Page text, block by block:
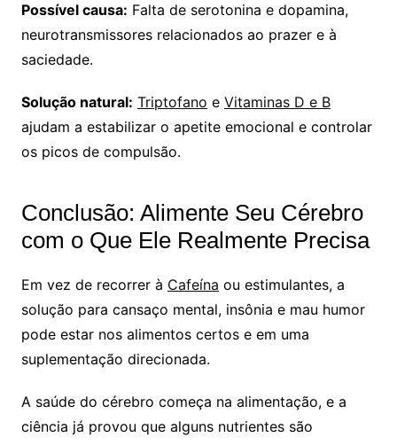
Possível causa: Falta de serotonina e dopamina,
neurotransmissores relacionados ao prazer e à
saciedade.
Solução natural: Triptofano e Vitaminas D e B
ajudam a estabilizar o apetite emocional e controlar
os picos de compulsão.
Conclusão: Alimente Seu Cérebro
com o Que Ele Realmente Precisa
Em vez de recorrer à Cafeína ou estimulantes, a
solução para cansaço mental, insônia e mau humor
pode estar nos alimentos certos e em uma
suplementação direcionada.
A saúde do cérebro começa na alimentação, e a
ciência já provou que alguns nutrientes são